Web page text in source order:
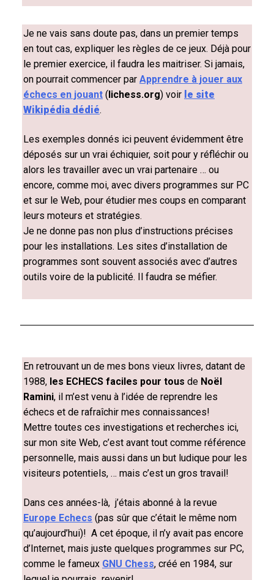
Je ne vais sans doute pas, dans un premier temps
en tout cas, expliquer les règles de ce jeux. Déjà pour
le premier exercice, il faudra les maitriser. Si jamais,
on pourrait commencer par Apprendre à jouer aux
échecs en jouant (lichess.org) voir le site
Wikipédia dédié.
Les exemples donnés ici peuvent évidemment être
déposés sur un vrai échiquier, soit pour y réfléchir ou
alors les travailler avec un vrai partenaire … ou
encore, comme moi, avec divers programmes sur PC
et sur le Web, pour étudier mes coups en comparant
leurs moteurs et stratégies.
Je ne donne pas non plus d’instructions précises
pour les installations. Les sites d’installation de
programmes sont souvent associés avec d’autres
outils voire de la publicité. Il faudra se méfier.
En retrouvant un de mes bons vieux livres, datant de
1988, les ECHECS faciles pour tous de Noël
Ramini, il m’est venu à l’idée de reprendre les
échecs et de rafraîchir mes connaissances!
Mettre toutes ces investigations et recherches ici,
sur mon site Web, c’est avant tout comme référence
personnelle, mais aussi dans un but ludique pour les
visiteurs potentiels, … mais c’est un gros travail!
Dans ces années-là, j’étais abonné à la revue
Europe Echecs (pas sûr que c’était le même nom
qu’aujourd’hui)! A cet époque, il n’y avait pas encore
d’Internet, mais juste quelques programmes sur PC,
comme le fameux GNU Chess, créé en 1984, sur